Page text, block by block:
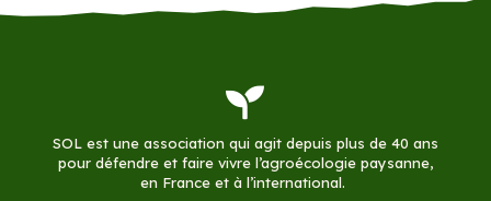

SOL est une association qui agit depuis plus de 40 ans
pour défendre et faire vivre l’agroécologie paysanne,
en France et à l’international.